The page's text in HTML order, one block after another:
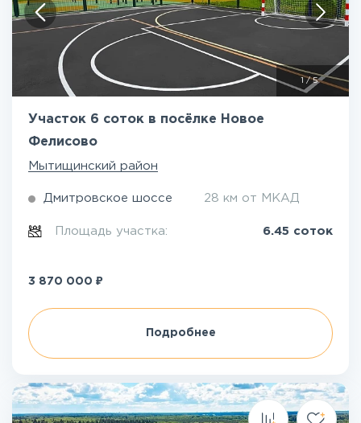
/5
Участок 6 соток в посёлке Новое
Фелисово
Мытищинский район
Дмитровское шоссе 28 км от МКАД
Площадь участка: 6.45 соток
3 870 000 ₽
Подробнее